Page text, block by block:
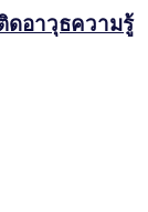
ดอาวุธความรู้